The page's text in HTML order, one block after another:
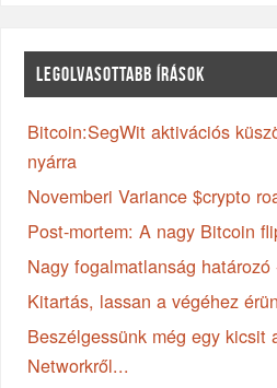
LEGOLVASOTTABB ÍRÁSOK
Bitcoin:SegWit aktivációs
nyárra
Novemberi Variance $crypto
Post-mortem: A nagy Bitcoin
Nagy fogalmatlanság
Kitartás, lassan a végéhez
Beszélgessünk még egy kicsit
Networkről...